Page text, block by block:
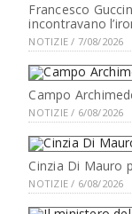
Francesco
incontravano
NOTIZIE / 7/08/2026
Campo
NOTIZIE / 6/08/2026
Cinzia Di Mauro
NOTIZIE / 6/08/2026